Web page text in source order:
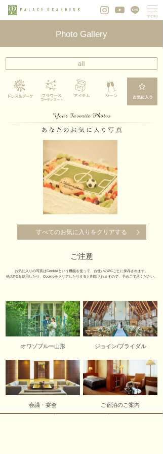
Photo Gallery
すべてのお気に入りをクリアする
ご注意
お気に入りの写真はCookieという機能を使って、お使いのPCごとに保存されます。
他のPCを使用したり、Cookieをクリアしたりすると削除されますので、予めご了承ください。
オワゾブルー山形 ジョイン/ブライダル
会議・宴会 ご宿泊のご案内